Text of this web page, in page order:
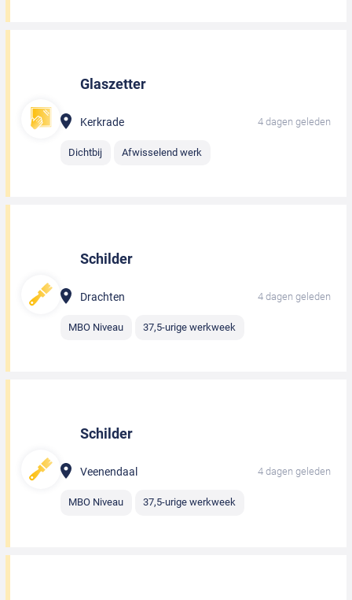
Glaszetter
Kerkrade 4 dagen geleden
Dichtbij Afwisselend werk
Schilder
Drachten 4 dagen geleden
MBO Niveau 37,5-urige werkweek
Schilder
Veenendaal 4 dagen geleden
MBO Niveau 37,5-urige werkweek